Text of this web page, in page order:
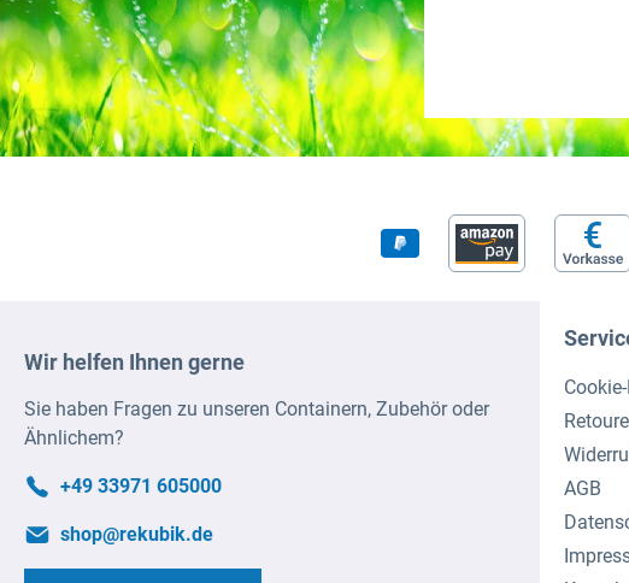
Wir helfen Ihnen gerne
Sie haben Fragen zu unseren Containern, Zubehör oder
Ähnlichem?
+49 33971 605000
shop@rekubik.de
Retoure
AGB